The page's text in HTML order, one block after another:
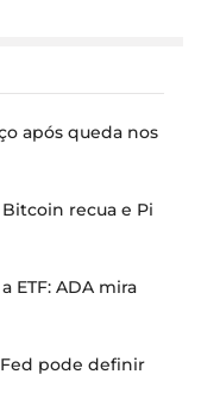
após queda nos
recua e Pi
ETF: ADA mira
pode definir